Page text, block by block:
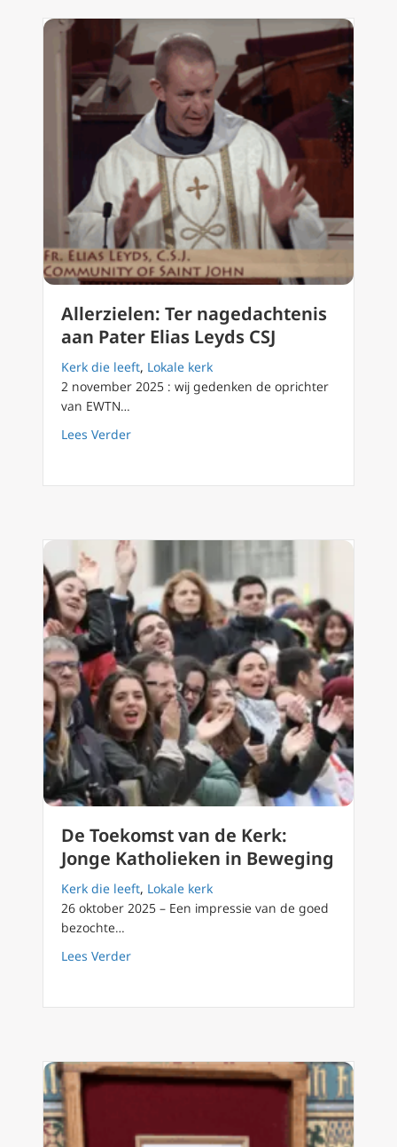
Allerzielen: Ter nagedachtenis
aan Pater Elias Leyds CSJ
Kerk die leeft, Lokale kerk
2 november 2025 : wij gedenken de oprichter
van EWTN…
Lees Verderabout Allerzielen: Ter nagedachtenis aan
De Toekomst van de Kerk:
Jonge Katholieken in Beweging
Kerk die leeft, Lokale kerk
26 oktober 2025 – Een impressie van de goed
bezochte…
Lees Verderabout De Toekomst van de Kerk: Jonge